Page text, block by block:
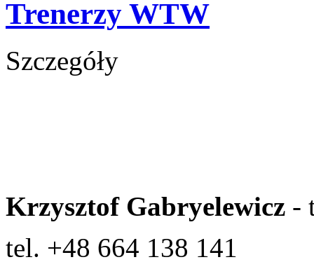
Trenerzy WTW
Szczegóły
Krzysztof Gabryelewicz -
tel. +48 664 138 141